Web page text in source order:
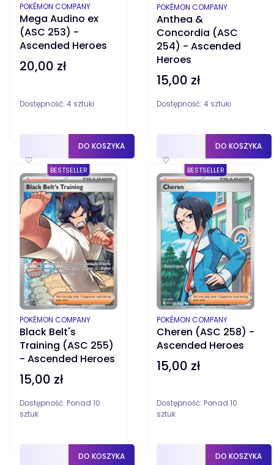
Mega Audino ex
(ASC 253) -
Ascended Heroes
PRODUCENT
POKÉMON COMPANY
Cena
20,00 zł
Dostępność: 4 sztuki
♡
DO KOSZYKA
Anthea &
Concordia (ASC
254) - Ascended
Heroes
PRODUCENT
POKÉMON COMPANY
Cena
15,00 zł
Dostępność: 4 sztuki
♡
DO KOSZYKA
BESTSELLER
Black Belt's
Training (ASC 255)
- Ascended Heroes
PRODUCENT
POKÉMON COMPANY
Cena
15,00 zł
Dostępność: Ponad 10
sztuk
DO KOSZYKA
BESTSELLER
Cheren (ASC 258) -
Ascended Heroes
PRODUCENT
POKÉMON COMPANY
Cena
15,00 zł
Dostępność: Ponad 10
sztuk
DO KOSZYKA